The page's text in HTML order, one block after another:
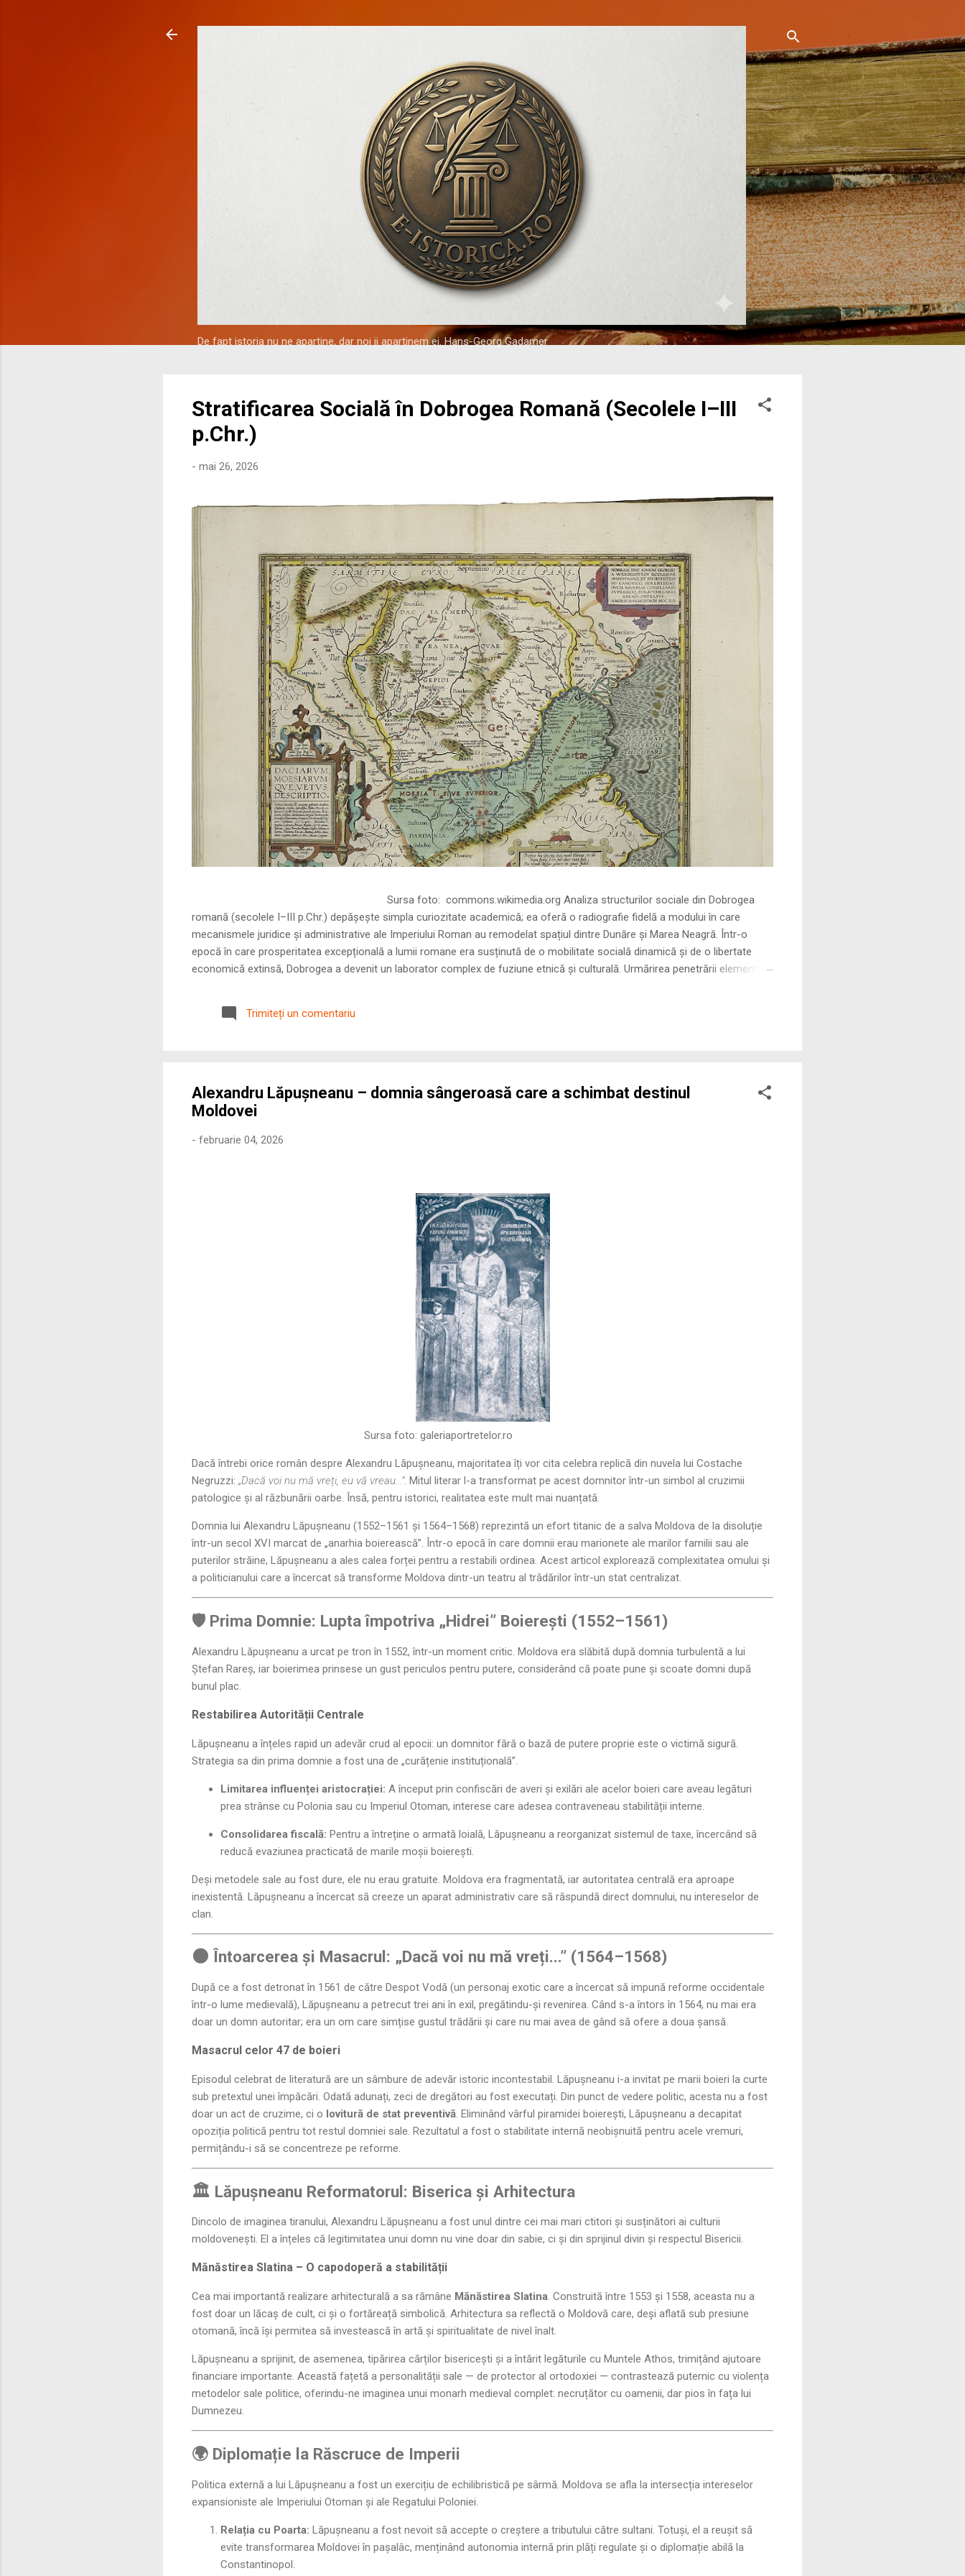
De fapt istoria nu ne apartine, dar noi ii apartinem ei. Hans-Georg Gadamer
Stratificarea Socială în Dobrogea Romană (Secolele I–III
p.Chr.)
- mai 26, 2026
Sursa foto: commons.wikimedia.org Analiza structurilor sociale din Dobrogea
romană (secolele I–III p.Chr.) depășește simpla curiozitate academică; ea oferă o radiografie fidelă a modului în care
mecanismele juridice și administrative ale Imperiului Roman au remodelat spațiul dintre Dunăre și Marea Neagră. Într-o
epocă în care prosperitatea excepțională a lumii romane era susținută de o mobilitate socială dinamică și de o libertate
economică extinsă, Dobrogea a devenit un laborator complex de fuziune etnică și culturală. Urmărirea penetrării elementului
precizie profunzimea și ritmul procesului de rom...
Trimiteți un comentariu
Alexandru Lăpușneanu – domnia sângeroasă care a schimbat destinul
Moldovei
- februarie 04, 2026
Sursa foto: galeriaportretelor.ro
Dacă întrebi orice român despre Alexandru Lăpușneanu, majoritatea îți vor cita celebra replică din nuvela lui Costache
Negruzzi: „Dacă voi nu mă vreți, eu vă vreau...”. Mitul literar l-a transformat pe acest domnitor într-un simbol al cruzimii
patologice și al răzbunării oarbe. Însă, pentru istorici, realitatea este mult mai nuanțată.
Domnia lui Alexandru Lăpușneanu (1552–1561 și 1564–1568) reprezintă un efort titanic de a salva Moldova de la disoluție
într-un secol XVI marcat de „anarhia boierească”. Într-o epocă în care domnii erau marionete ale marilor familii sau ale
puterilor străine, Lăpușneanu a ales calea forței pentru a restabili ordinea. Acest articol explorează complexitatea omului și
a politicianului care a încercat să transforme Moldova dintr-un teatru al trădărilor într-un stat centralizat.
🛡️ Prima Domnie: Lupta împotriva „Hidrei” Boierești (1552–1561)
Alexandru Lăpușneanu a urcat pe tron în 1552, într-un moment critic. Moldova era slăbită după domnia turbulentă a lui
Ștefan Rareș, iar boierimea prinsese un gust periculos pentru putere, considerând că poate pune și scoate domni după
bunul plac.
Restabilirea Autorității Centrale
Lăpușneanu a înțeles rapid un adevăr crud al epocii: un domnitor fără o bază de putere proprie este o victimă sigură.
Strategia sa din prima domnie a fost una de „curățenie instituțională”.
Limitarea influenței aristocrației: A început prin confiscări de averi și exilări ale acelor boieri care aveau legături
prea strânse cu Polonia sau cu Imperiul Otoman, interese care adesea contraveneau stabilității interne.
Consolidarea fiscală: Pentru a întreține o armată loială, Lăpușneanu a reorganizat sistemul de taxe, încercând să
reducă evaziunea practicată de marile moșii boierești.
Deși metodele sale au fost dure, ele nu erau gratuite. Moldova era fragmentată, iar autoritatea centrală era aproape
inexistentă. Lăpușneanu a încercat să creeze un aparat administrativ care să răspundă direct domnului, nu intereselor de
clan.
🌑 Întoarcerea și Masacrul: „Dacă voi nu mă vreți...” (1564–1568)
După ce a fost detronat în 1561 de către Despot Vodă (un personaj exotic care a încercat să impună reforme occidentale
într-o lume medievală), Lăpușneanu a petrecut trei ani în exil, pregătindu-și revenirea. Când s-a întors în 1564, nu mai era
doar un domn autoritar; era un om care simțise gustul trădării și care nu mai avea de gând să ofere a doua șansă.
Masacrul celor 47 de boieri
Episodul celebrat de literatură are un sâmbure de adevăr istoric incontestabil. Lăpușneanu i-a invitat pe marii boieri la curte
sub pretextul unei împăcări. Odată adunați, zeci de dregători au fost executați. Din punct de vedere politic, acesta nu a fost
doar un act de cruzime, ci o lovitură de stat preventivă. Eliminând vârful piramidei boierești, Lăpușneanu a decapitat
opoziția politică pentru tot restul domniei sale. Rezultatul a fost o stabilitate internă neobișnuită pentru acele vremuri,
permițându-i să se concentreze pe reforme.
🏛️ Lăpușneanu Reformatorul: Biserica și Arhitectura
Dincolo de imaginea tiranului, Alexandru Lăpușneanu a fost unul dintre cei mai mari ctitori și susținători ai culturii
moldovenești. El a înțeles că legitimitatea unui domn nu vine doar din sabie, ci și din sprijinul divin și respectul Bisericii.
Mănăstirea Slatina – O capodoperă a stabilității
Cea mai importantă realizare arhitecturală a sa rămâne Mănăstirea Slatina. Construită între 1553 și 1558, aceasta nu a
fost doar un lăcaș de cult, ci și o fortăreață simbolică. Arhitectura sa reflectă o Moldovă care, deși aflată sub presiune
otomană, încă își permitea să investească în artă și spiritualitate de nivel înalt.
Lăpușneanu a sprijinit, de asemenea, tipărirea cărților bisericești și a întărit legăturile cu Muntele Athos, trimițând ajutoare
financiare importante. Această fațetă a personalității sale — de protector al ortodoxiei — contrastează puternic cu violența
metodelor sale politice, oferindu-ne imaginea unui monarh medieval complet: necruțător cu oamenii, dar pios în fața lui
Dumnezeu.
🌍 Diplomație la Răscruce de Imperii
Politica externă a lui Lăpușneanu a fost un exercițiu de echilibristică pe sârmă. Moldova se afla la intersecția intereselor
expansioniste ale Imperiului Otoman și ale Regatului Poloniei.
Relația cu Poarta: Lăpușneanu a fost nevoit să accepte o creștere a tributului către sultani. Totuși, el a reușit să
evite transformarea Moldovei în pașalâc, menținând autonomia internă prin plăți regulate și o diplomație abilă la
Constantinopol.